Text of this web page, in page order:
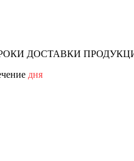
ДОСТАВКИ
дня